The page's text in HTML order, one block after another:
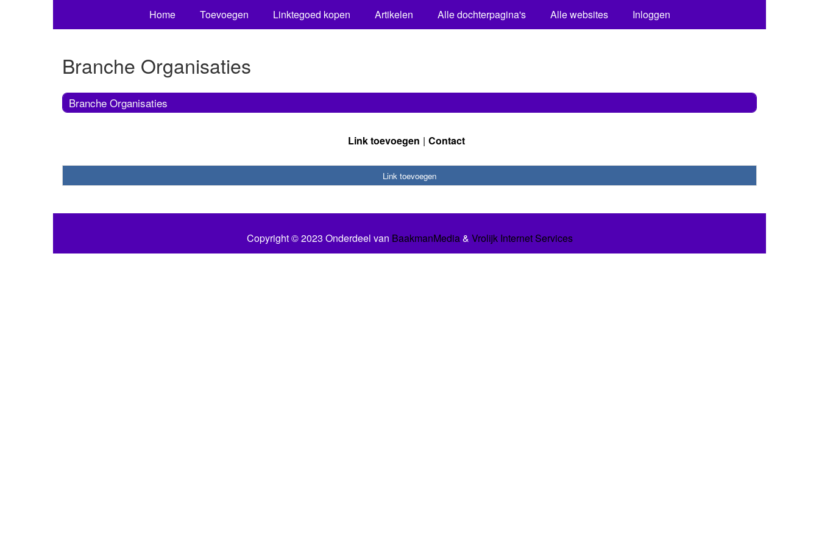
Home Toevoegen Linktegoed kopen Artikelen Alle dochterpagina's Alle websites Inloggen
Branche Organisaties
Branche Organisaties
Link toevoegen Contact
Link toevoegen
Copyright © 2023 Onderdeel van BaakmanMedia& Vrolijk Internet Services